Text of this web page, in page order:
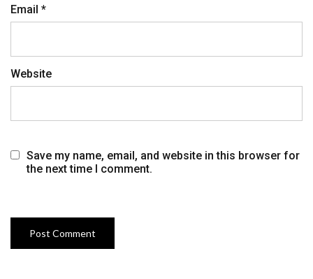
Email *
Website
Save my name, email, and website in this browser for
the next time I comment.